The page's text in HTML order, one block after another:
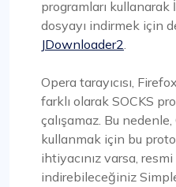
programları
dosyayı indirmek için
JDownloader2.
Opera tarayıcısı,
farklı olarak SOCKS
çalışamaz. Bu nedenle,
kullanmak için bu
ihtiyacınız varsa,
indirebileceğiniz